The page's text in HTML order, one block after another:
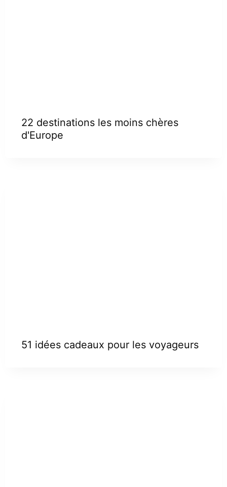
22 destinations les moins chères
d'Europe
51 idées cadeaux pour les voyageurs